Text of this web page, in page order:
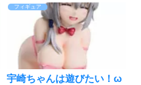
幸・ノ村優介／講談社colleizeで
フィギュア
宇崎ちゃんは遊びたい！ω